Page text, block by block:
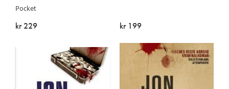
Pocket
kr 229 kr 199